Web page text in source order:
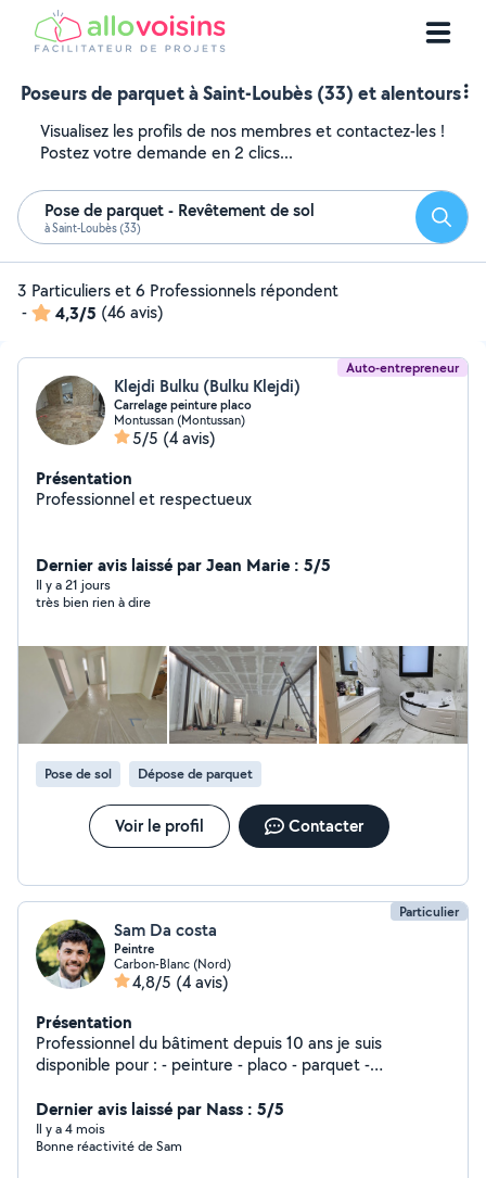
Poseurs de parquet à Saint-Loubès (33) et alentours
Visualisez les profils de nos membres et contactez-les !
Postez votre demande en 2 clics...
Pose de parquet - Revêtement de sol
à Saint-Loubès (33)
3 Particuliers et 6 Professionnels répondent
-
4,3/5 (46 avis)
Auto-entrepreneur
Klejdi Bulku (Bulku Klejdi)
Carrelage peinture placo
Montussan (Montussan)
5/5 (4 avis)
Présentation
Professionnel et respectueux
Dernier avis laissé par Jean Marie : 5/5
Il y a 21 jours
très bien rien à dire
Pose de sol Dépose de parquet
Voir le profil Contacter
Particulier
Sam Da costa
Peintre
Carbon-Blanc (Nord)
4,8/5 (4 avis)
Présentation
Professionnel du bâtiment depuis 10 ans je suis
disponible pour : - peinture - placo - parquet -
Dernier avis laissé par Nass : 5/5
Il y a 4 mois
Bonne réactivité de Sam